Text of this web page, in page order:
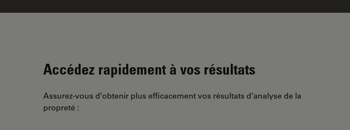
Accédez rapidement à vos résultats
Assurez-vous d’obtenir plus efficacement vos résultats d’analyse de la
propreté :